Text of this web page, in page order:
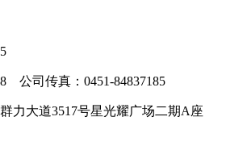
公司传真：0451-84837185
力大道3517号星光耀广场二期A座